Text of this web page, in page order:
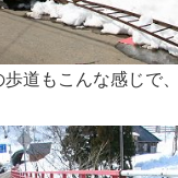
道もこんな感じで